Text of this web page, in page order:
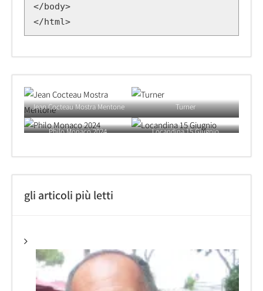
</body>
</html>
Jean Cocteau Mostra Mentone Turner
Philo Monaco 2024 Locandina 15 Giugnio
gli articoli più letti